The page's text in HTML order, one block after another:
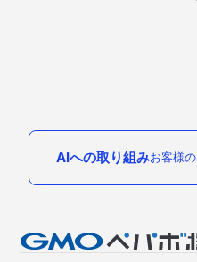
AIへの取り組みお客様